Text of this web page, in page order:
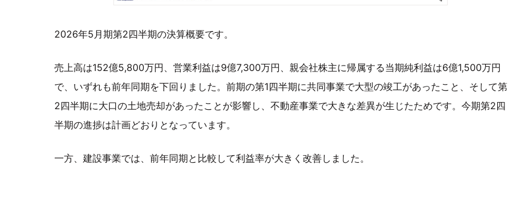
2026年5月期第2四半期の決算概要です。
売上高は152億5,800万円、営業利益は9億7,300万円、親会社株主に帰属する当期純利益は6億1,500万円
で、いずれも前年同期を下回りました。前期の第1四半期に共同事業で大型の竣工があったこと、そして第
2四半期に大口の土地売却があったことが影響し、不動産事業で大きな差異が生じたためです。今期第2四
半期の進捗は計画どおりとなっています。
一方、建設事業では、前年同期と比較して利益率が大きく改善しました。